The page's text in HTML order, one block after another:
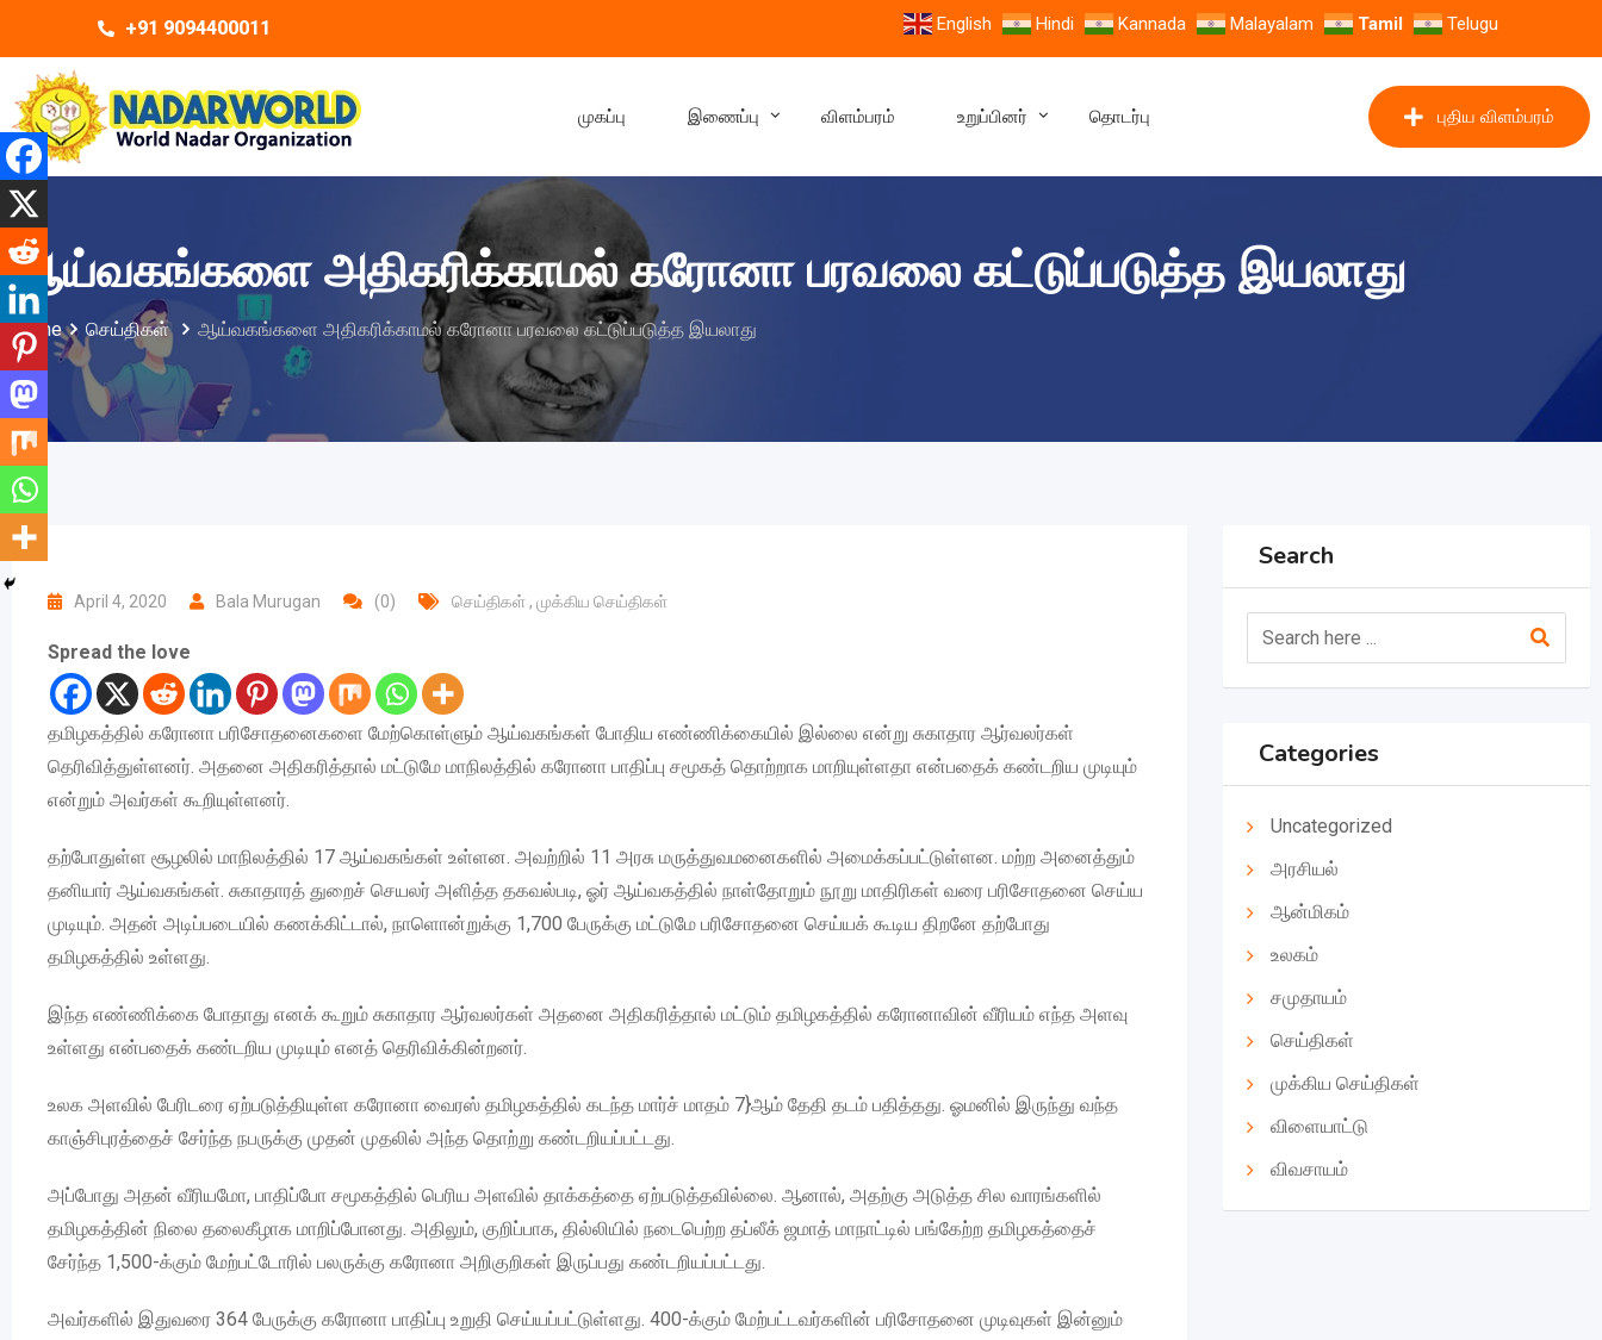
+91 9094400011 English Hindi Kannada Malayalam Tamil Telugu
முகப்பு இணைப்பு விளம்பரம் உறுப்பினர் தொடர்பு புதிய விளம்பரம்
ஆய்வகங்களை அதிகரிக்காமல் கரோனா பரவலை கட்டுப்படுத்த இயலாது
Home செய்திகள் ஆய்வகங்களை அதிகரிக்காமல் கரோனா பரவலை கட்டுப்படுத்த இயலாது
April 4, 2020 Bala Murugan (0) செய்திகள் , முக்கிய செய்திகள்
Spread the love
தமிழகத்தில் கரோனா பரிசோதனைகளை மேற்கொள்ளும் ஆய்வகங்கள் போதிய எண்ணிக்கையில் இல்லை என்று சுகாதார ஆர்வலர்கள்
தெரிவித்துள்ளனர். அதனை அதிகரித்தால் மட்டுமே மாநிலத்தில் கரோனா பாதிப்பு சமூகத் தொற்றாக மாறியுள்ளதா என்பதைக் கண்டறிய முடியும்
என்றும் அவர்கள் கூறியுள்ளனர்.
தற்போதுள்ள சூழலில் மாநிலத்தில் 17 ஆய்வகங்கள் உள்ளன. அவற்றில் 11 அரசு மருத்துவமனைகளில் அமைக்கப்பட்டுள்ளன. மற்ற அனைத்தும்
தனியார் ஆய்வகங்கள். சுகாதாரத் துறைச் செயலர் அளித்த தகவல்படி, ஓர் ஆய்வகத்தில் நாள்தோறும் நூறு மாதிரிகள் வரை பரிசோதனை செய்ய
முடியும். அதன் அடிப்படையில் கணக்கிட்டால், நாளொன்றுக்கு 1,700 பேருக்கு மட்டுமே பரிசோதனை செய்யக் கூடிய திறனே தற்போது
தமிழகத்தில் உள்ளது.
இந்த எண்ணிக்கை போதாது எனக் கூறும் சுகாதார ஆர்வலர்கள் அதனை அதிகரித்தால் மட்டும் தமிழகத்தில் கரோனாவின் வீரியம் எந்த அளவு
உள்ளது என்பதைக் கண்டறிய முடியும் எனத் தெரிவிக்கின்றனர்.
உலக அளவில் பேரிடரை ஏற்படுத்தியுள்ள கரோனா வைரஸ் தமிழகத்தில் கடந்த மார்ச் மாதம் 7}ஆம் தேதி தடம் பதித்தது. ஓமனில் இருந்து வந்த
காஞ்சிபுரத்தைச் சேர்ந்த நபருக்கு முதன் முதலில் அந்த தொற்று கண்டறியப்பட்டது.
அப்போது அதன் வீரியமோ, பாதிப்போ சமூகத்தில் பெரிய அளவில் தாக்கத்தை ஏற்படுத்தவில்லை. ஆனால், அதற்கு அடுத்த சில வாரங்களில்
தமிழகத்தின் நிலை தலைகீழாக மாறிப்போனது. அதிலும், குறிப்பாக, தில்லியில் நடைபெற்ற தப்லீக் ஜமாத் மாநாட்டில் பங்கேற்ற தமிழகத்தைச்
சேர்ந்த 1,500-க்கும் மேற்பட்டோரில் பலருக்கு கரோனா அறிகுறிகள் இருப்பது கண்டறியப்பட்டது.
அவர்களில் இதுவரை 364 பேருக்கு கரோனா பாதிப்பு உறுதி செய்யப்பட்டுள்ளது. 400-க்கும் மேற்பட்டவர்களின் பரிசோதனை முடிவுகள் இன்னும்
Search
Categories
Uncategorized
அரசியல்
ஆன்மிகம்
உலகம்
சமுதாயம்
செய்திகள்
முக்கிய செய்திகள்
விளையாட்டு
விவசாயம்